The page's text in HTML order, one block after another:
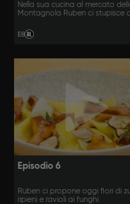
Nella sua cucina al mercato
Montagnola Ruben ci stupisce
pomodoro.
E8
Episodio 6
Ruben ci propone oggi fiori di
ripieni e ravioli ai funghi.